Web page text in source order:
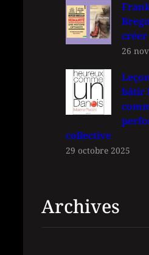
26
bâtir
collective
29 octobre 2025
Archives